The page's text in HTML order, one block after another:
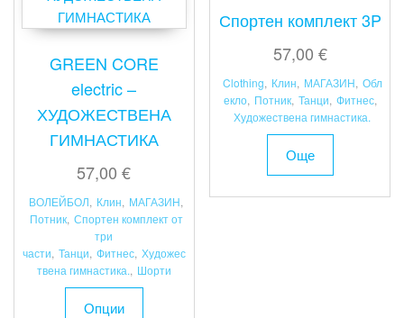
may
be
chosen
on
product
page
product
GREEN CORE
electric –
ХУДОЖЕСТВЕНА
ГИМНАСТИКА
57,00€
ВОЛЕЙБОЛ, Клин, МАГАЗИН,
Потник, Спортен комплект от
три
части, Танци, Фитнес, Художес
твена гимнастика., Шорти
Опции
This
Спортен комплект 3P
57,00 €
Clothing, Клин, МАГАЗИН, Обл
екло, Потник, Танци, Фитнес,
Художествена гимнастика.
Още